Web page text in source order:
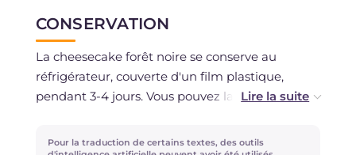
CONSERVATION
La cheesecake forêt noire se conserve au
réfrigérateur, couverte d'un film plastique,
pendant 3-4 jours. Vous pouvez la congeler, déjà
contenants alimentaires appropriés.
Pour la traduction de certains textes, des outils